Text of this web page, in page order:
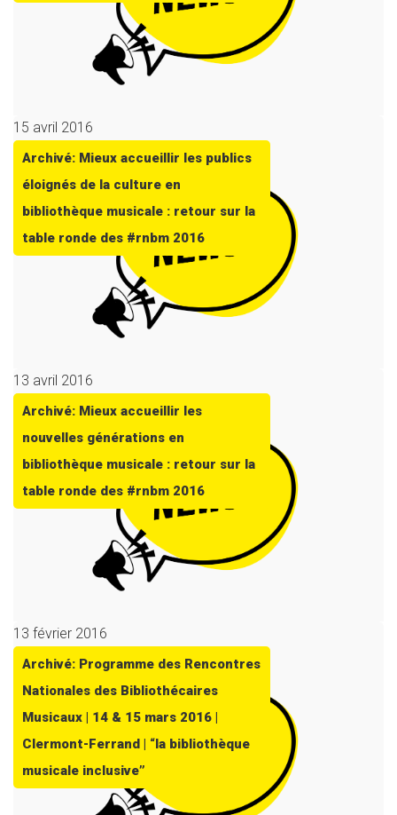
15 avril 2016
Archivé: Mieux accueillir les publics
éloignés de la culture en
bibliothèque musicale : retour sur la
table ronde des #rnbm 2016
13 avril 2016
Archivé: Mieux accueillir les
nouvelles générations en
bibliothèque musicale : retour sur la
table ronde des #rnbm 2016
13 février 2016
Archivé: Programme des Rencontres
Nationales des Bibliothécaires
Musicaux | 14 & 15 mars 2016 |
Clermont-Ferrand | “la bibliothèque
musicale inclusive”